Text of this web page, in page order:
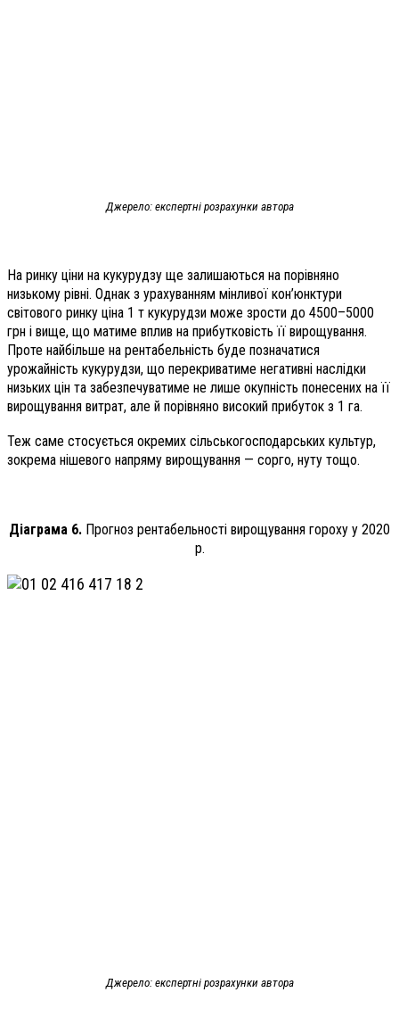
Джерело: експертні розрахунки автора
На ринку ціни на кукурудзу ще залишаються на порівняно
низькому рівні. Однак з урахуванням мінливої кон’юнктури
світового ринку ціна 1 т кукурудзи може зрости до 4500–5000
грн і вище, що матиме вплив на прибутковість її вирощування.
Проте найбільше на рентабельність буде позначатися
урожайність кукурудзи, що перекриватиме негативні наслідки
низьких цін та забезпечуватиме не лише окупність понесених на її
вирощування витрат, але й порівняно високий прибуток з 1 га.
Теж саме стосується окремих сільськогосподарських культур,
зокрема нішевого напряму вирощування — сорго, нуту тощо.
Діаграма 6. Прогноз рентабельності вирощування гороху у 2020
р.
Джерело: експертні розрахунки автора